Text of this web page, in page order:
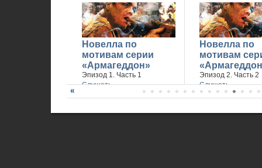
Новелла по
мотивам серии
«Армагеддон»
Эпизод 1. Часть 1
Слушать
Новелла по
мотивам
Эпизод 2. Часть 2
Слушать